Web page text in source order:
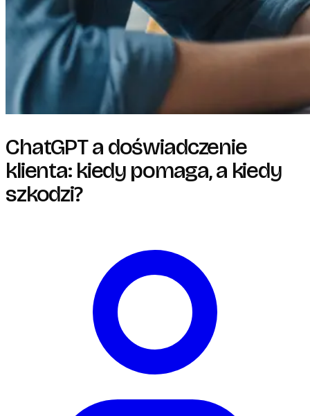
ChatGPT a doświadczenie
klienta: kiedy pomaga, a kiedy
szkodzi?